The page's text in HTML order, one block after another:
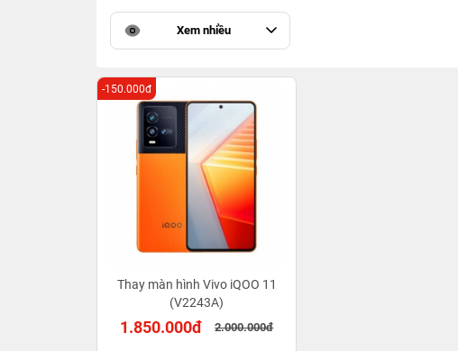
Xem nhiều
Thay màn hình Vivo iQOO 11
(V2243A)
1.850.000đ 2.000.000đ
-150.000đ